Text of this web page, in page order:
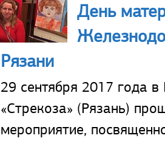
День
Рязани
29 сентября 2017 года
«Стрекоза» (Рязань)
мероприятие,